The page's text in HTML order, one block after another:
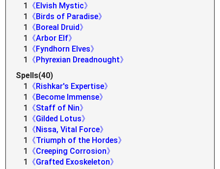
1
《Elvish Mystic》
1
《Birds of Paradise》
1
《Boreal Druid》
1
《Arbor Elf》
1
《Fyndhorn Elves》
1
《Phyrexian Dreadnought》
Spells(40)
1
《Rishkar's Expertise》
1
《Become Immense》
1
《Staff of Nin》
1
《Gilded Lotus》
1
《Nissa, Vital Force》
1
《Triumph of the Hordes》
1
《Creeping Corrosion》
1
《Grafted Exoskeleton》